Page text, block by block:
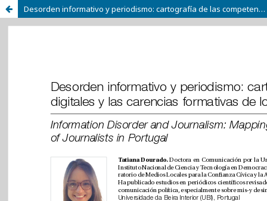
Desorden informativo y periodismo: cartografía de las competencias digitales y las carencias formativas de los periodistas en Portugal